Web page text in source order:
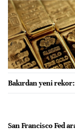
Bakırdan yeni rekor:
San Francisco Fed